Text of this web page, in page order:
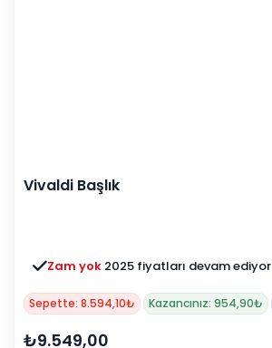
Vivaldi Başlık
Zam yok 2025 fiyatları devam ediyor
Sepette: 8.594,10₺ Kazancınız: 954,90₺
₺9.549,00